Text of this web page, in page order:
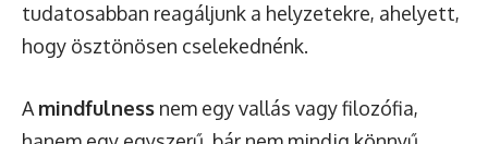
tudatosabban reagáljunk a helyzetekre, ahelyett,
hogy ösztönösen cselekednénk.
A mindfulness nem egy vallás vagy filozófia,